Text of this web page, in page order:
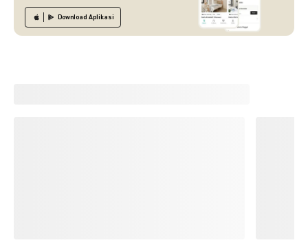
Download Aplikasi